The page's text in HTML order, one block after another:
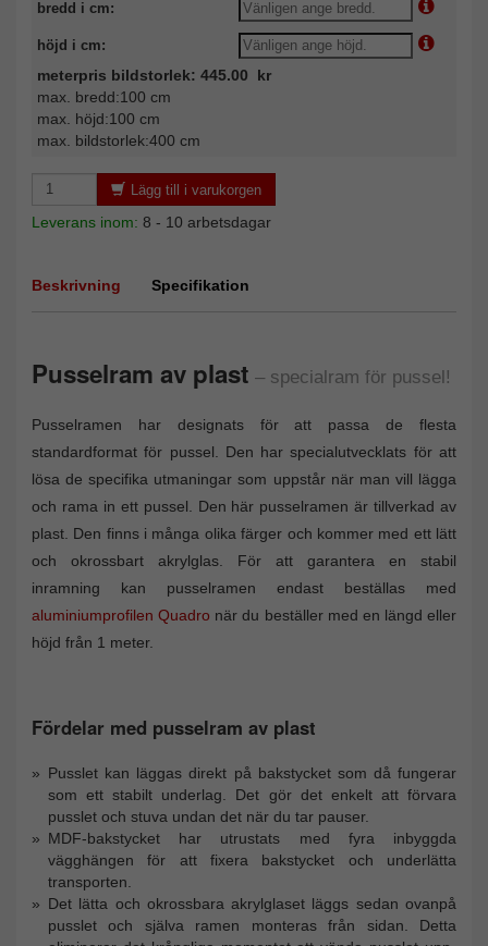
bredd i cm:
höjd i cm:
meterpris bildstorlek: 445.00 kr
max. bredd:100 cm
max. höjd:100 cm
max. bildstorlek:400 cm
Lägg till i varukorgen
Leverans inom: 8 - 10 arbetsdagar
Beskrivning Specifikation
Pusselram av plast – specialram för pussel!
Pusselramen har designats för att passa de flesta
standardformat för pussel. Den har specialutvecklats för att
lösa de specifika utmaningar som uppstår när man vill lägga
och rama in ett pussel. Den här pusselramen är tillverkad av
plast. Den finns i många olika färger och kommer med ett lätt
och okrossbart akrylglas. För att garantera en stabil
inramning kan pusselramen endast beställas med
aluminiumprofilen Quadro när du beställer med en längd eller
höjd från 1 meter.
Fördelar med pusselram av plast
Pusslet kan läggas direkt på bakstycket som då fungerar
som ett stabilt underlag. Det gör det enkelt att förvara
pusslet och stuva undan det när du tar pauser.
MDF-bakstycket har utrustats med fyra inbyggda
vägghängen för att fixera bakstycket och underlätta
transporten.
Det lätta och okrossbara akrylglaset läggs sedan ovanpå
pusslet och själva ramen monteras från sidan. Detta